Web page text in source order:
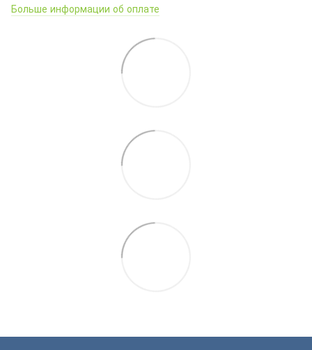
Больше информации об оплате